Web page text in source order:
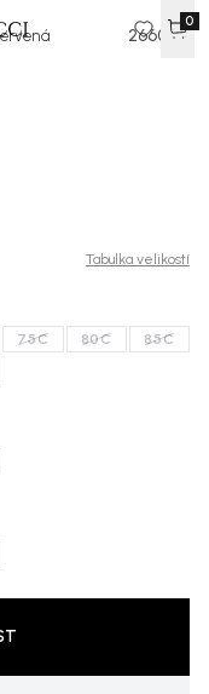
0
2660 Kč
Tabulka velikostí
75C 80C
85C